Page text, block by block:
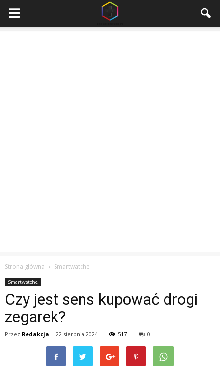
Strona główna Smartwatche
Smartwatche
Czy jest sens kupować drogi
zegarek?
Przez Redakcja - 22 sierpnia 2024 517 0